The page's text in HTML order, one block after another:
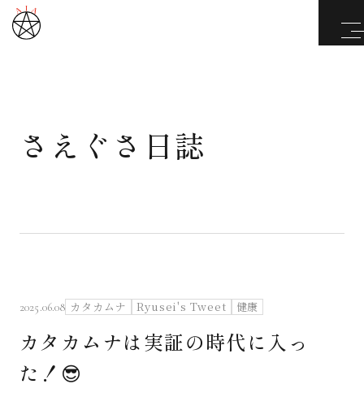
武道と医道
さえぐさ日誌
映像庫
さえぐさ日誌
2025.06.08 カタカムナ Ryusei's Tweet 健康
カタカムナは実証の時代に入っ
た！😎